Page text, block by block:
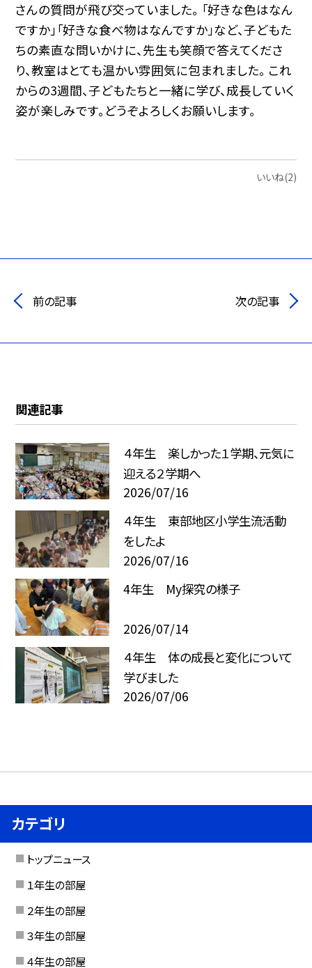
さんの質問が飛び交っていました。 「好きな色はなん
ですか」「好きな食べ物はなんですか」など、子どもた
ちの素直な問いかけに、先生も笑顔で答えてくださ
り、教室はとても温かい雰囲気に包まれました。 これ
からの3週間、子どもたちと一緒に学び、成長していく
姿が楽しみです。どうぞよろしくお願いします。
いいね(2)
前の記事 次の記事
関連記事
４年生 楽しかった１学期、元気に
迎える２学期へ
2026/07/16
４年生 東部地区小学生流活動
をしたよ
2026/07/16
4年生 My探究の様子
2026/07/14
４年生 体の成長と変化について
学びました
2026/07/06
カテゴリ
トップニュース
１年生の部屋
２年生の部屋
３年生の部屋
４年生の部屋